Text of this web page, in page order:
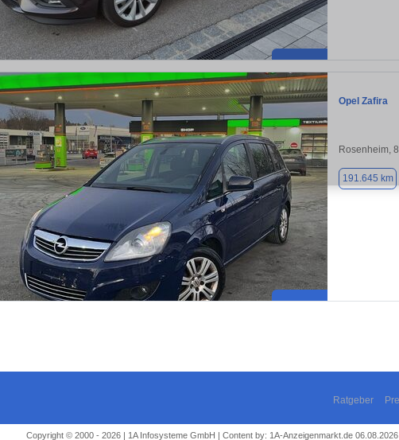
Opel Zafira
Rosenheim,
191.645 km
Ratgeber
Copyright © 2000 - 2026 | 1A Infosysteme GmbH | Content by: 1A-Anzeigenmarkt.de 06.08.2026